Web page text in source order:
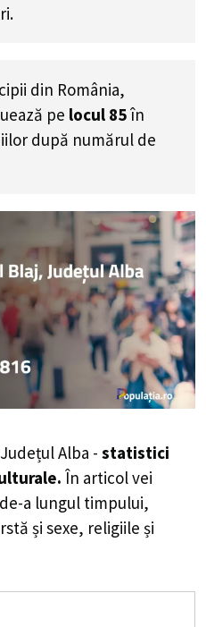
.
din România,
pe locul 85în
după numărul de
Alba - statistici
În articol vei
a lungul timpului,
și sexe, religiile și